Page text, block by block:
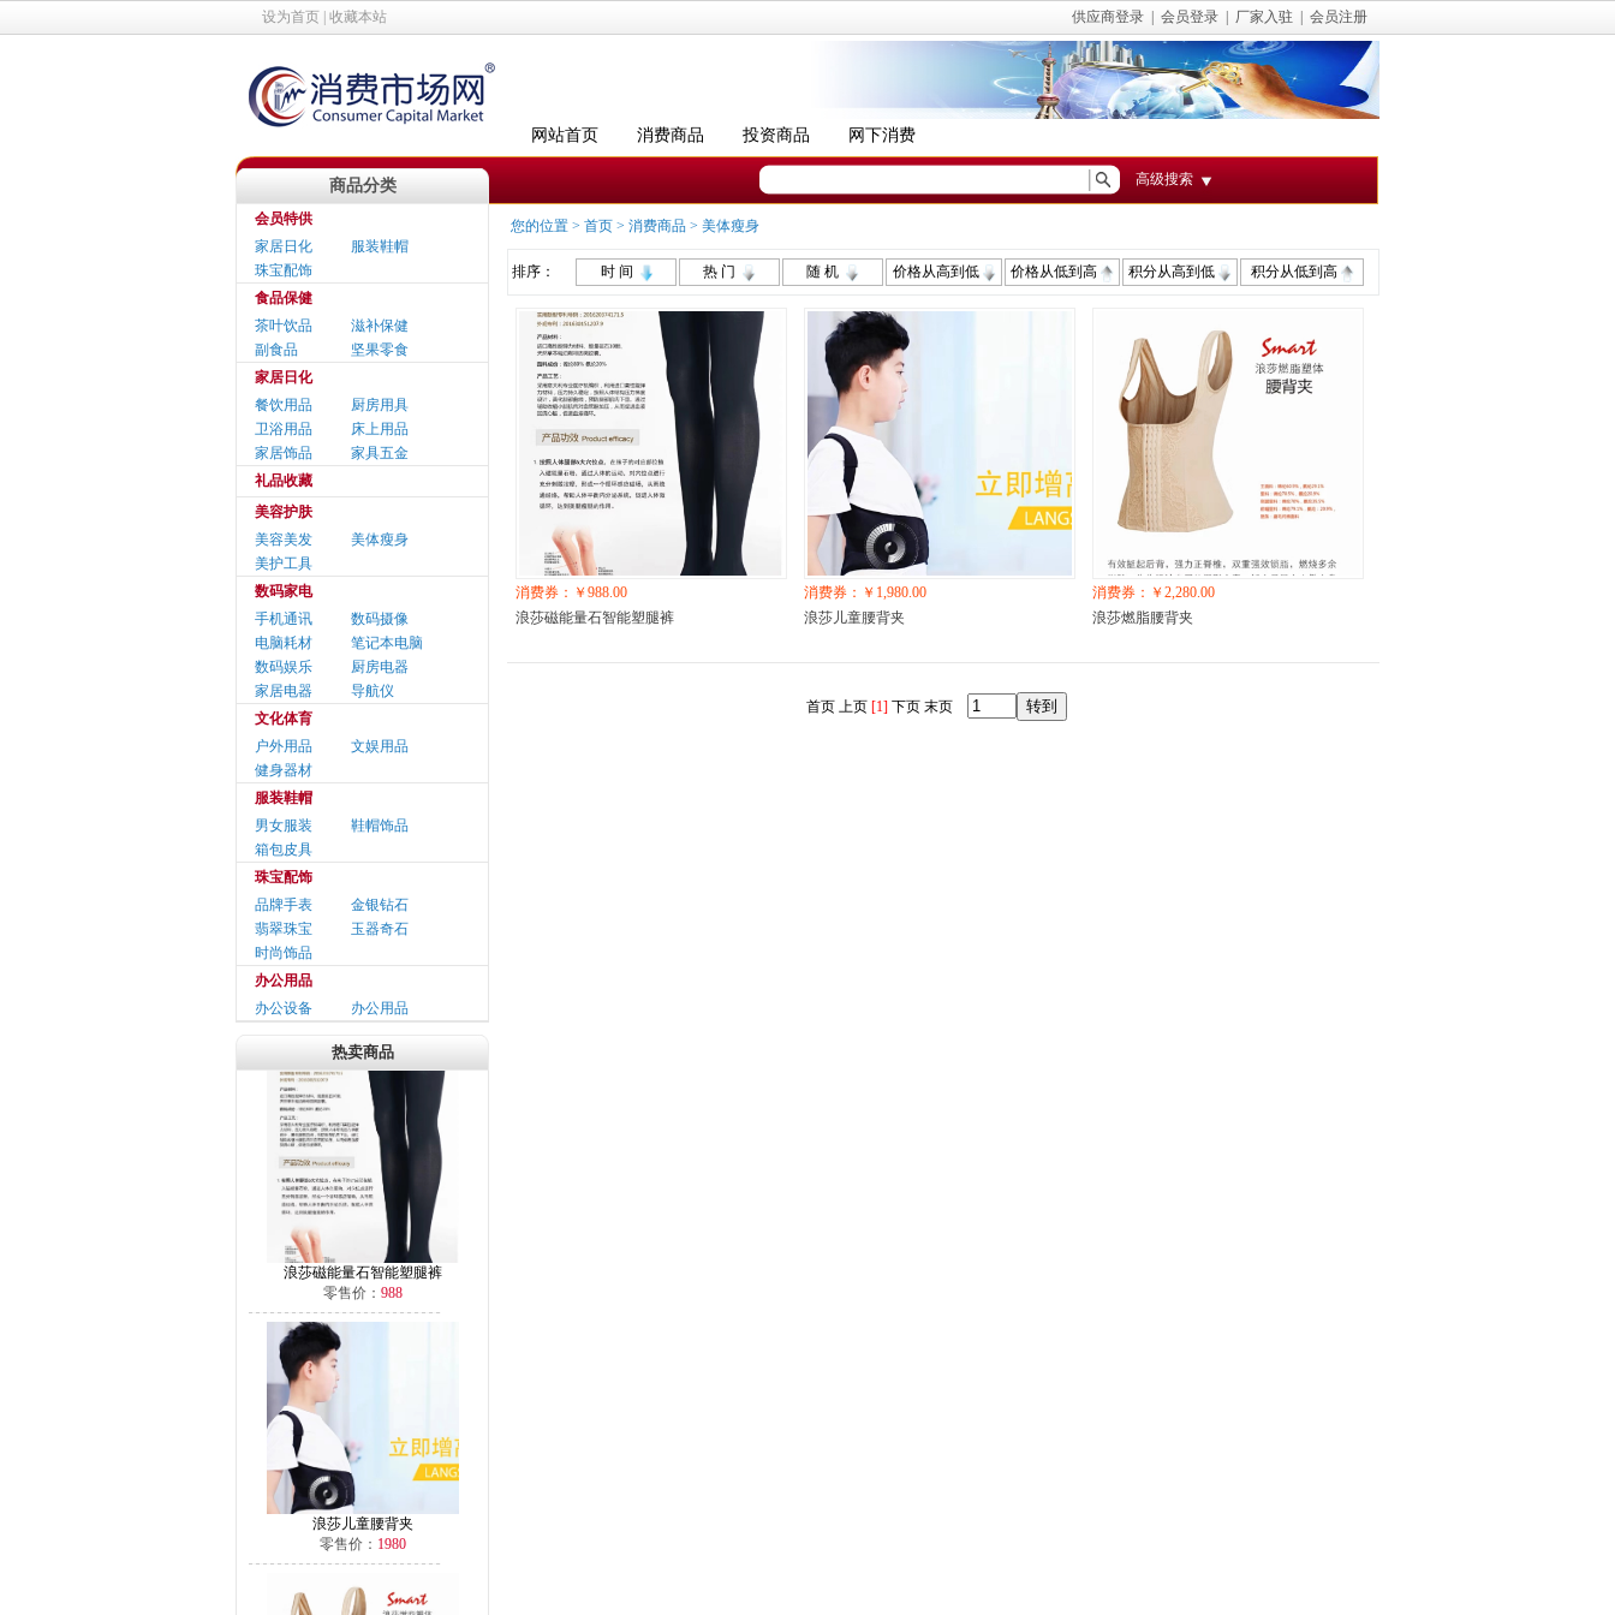
设为首页 收藏本站 供应商登录 会员登录 厂家入驻 会员注册
网站首页 消费商品 投资商品 网下消费
商品分类 高级搜索
会员特供
家居日化
服装鞋帽
珠宝配饰
食品保健
茶叶饮品
滋补保健
副食品
坚果零食
家居日化
餐饮用品
厨房用具
卫浴用品
床上用品
家居饰品
家具五金
礼品收藏
美容护肤
美容美发
美体瘦身
美护工具
数码家电
手机通讯
数码摄像
电脑耗材
笔记本电脑
数码娱乐
厨房电器
家居电器
导航仪
文化体育
户外用品
文娱用品
健身器材
服装鞋帽
男女服装
鞋帽饰品
箱包皮具
珠宝配饰
品牌手表
金银钻石
翡翠珠宝
玉器奇石
时尚饰品
办公用品
办公设备
办公用品
热卖商品
浪莎磁能量石智能塑腿裤
零售价： 988
浪莎儿童腰背夹
零售价： 1980
您的位置 > 首页 > 消费商品 > 美体瘦身
排序： 时 间 热 门 随 机 价格从高到低 价格从低到高 积分从高到低 积分从低到高
消费券：￥988.00
浪莎磁能量石智能塑腿裤
消费券：￥1,980.00
浪莎儿童腰背夹
消费券：￥2,280.00
浪莎燃脂腰背夹
首页 上页 [1] 下页 末页